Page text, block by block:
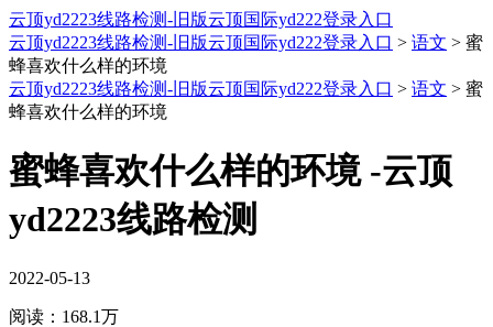
云顶yd2223线路检测-旧版云顶国际yd222登录入口
云顶yd2223线路检测-旧版云顶国际yd222登录入口 > 语文 > 蜜
蜂喜欢什么样的环境
云顶yd2223线路检测-旧版云顶国际yd222登录入口 > 语文 > 蜜
蜂喜欢什么样的环境
蜜蜂喜欢什么样的环境 -云顶
yd2223线路检测
2022-05-13
阅读： 168.1万